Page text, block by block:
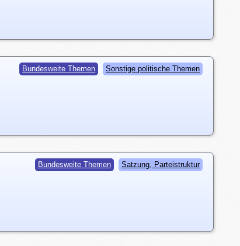
Bundesweite Themen Sonstige politische Themen
Bundesweite Themen Satzung, Parteistruktur